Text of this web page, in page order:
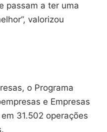
passam a ter uma
valorizou
o Programa
e Empresas
31.502 operações